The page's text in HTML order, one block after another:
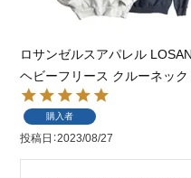
ロサンゼルスアパレル
ヘビーフリース クルーネック
購入者
投稿日 2023/08/27